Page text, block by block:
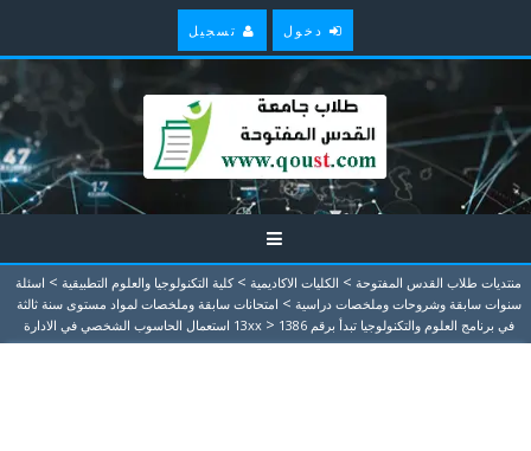
دخول تسجيل
منتديات طلاب القدس المفتوحة > الكليات الاكاديمية > كلية التكنولوجيا والعلوم التطبيقية > اسئلة
سنوات سابقة وشروحات وملخصات دراسية > امتحانات سابقة وملخصات لمواد مستوى سنة ثالثة
في برنامج العلوم والتكنولوجيا تبدأ برقم 13xx
> 1386 استعمال الحاسوب الشخصي في الادارة